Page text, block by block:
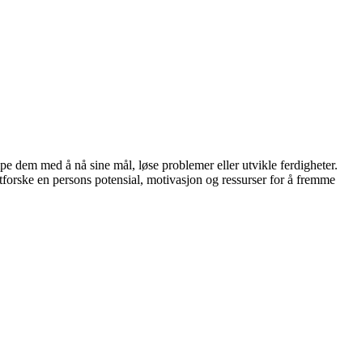
dem med å nå sine mål, løse problemer eller utvikle ferdigheter.
en persons potensial, motivasjon og ressurser for å fremme